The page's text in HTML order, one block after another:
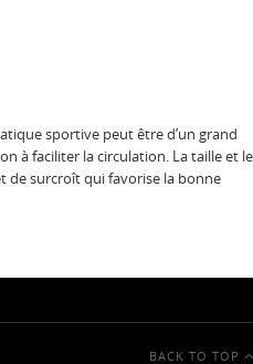
sportive peut être d’un grand
à faciliter la circulation. La taille et le
de surcroît qui favorise la bonne
BACK TO TOP